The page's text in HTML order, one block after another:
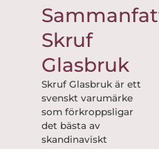
Skruf
Glasbruk
Skruf Glasbruk är ett
svenskt varumärke
som förkroppsligar
det bästa av
skandinaviskt